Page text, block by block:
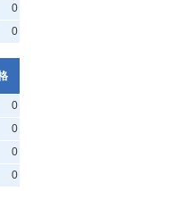
0
0
0
0
0
0